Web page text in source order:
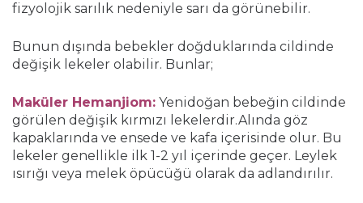
fizyolojik sarılık nedeniyle sarı da görünebilir.
Bunun dışında bebekler doğduklarında cildinde
değişik lekeler olabilir. Bunlar;
Maküler Hemanjiom: Yenidoğan bebeğin cildinde
görülen değişik kırmızı lekelerdir.Alında göz
kapaklarında ve ensede ve kafa içerisinde olur. Bu
lekeler genellikle ilk 1-2 yıl içerinde geçer. Leylek
ısırığı veya melek öpücüğü olarak da adlandırılır.